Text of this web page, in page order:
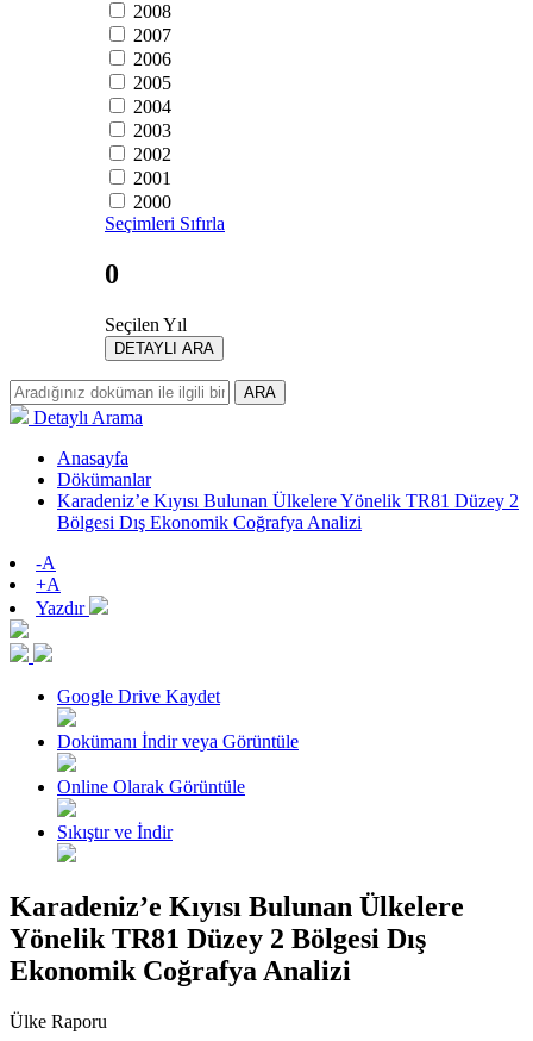
2008
2007
2006
2005
2004
2003
2002
2001
2000
Seçimleri Sıfırla
0
Seçilen Yıl
DETAYLI ARA
ARA
Detaylı Arama
Anasayfa
Dökümanlar
Karadeniz’e Kıyısı Bulunan Ülkelere Yönelik TR81 Düzey 2
Bölgesi Dış Ekonomik Coğrafya Analizi
-A
+A
Yazdır
Google Drive Kaydet
Dokümanı İndir veya Görüntüle
Online Olarak Görüntüle
Sıkıştır ve İndir
Karadeniz’e Kıyısı Bulunan Ülkelere
Yönelik TR81 Düzey 2 Bölgesi Dış
Ekonomik Coğrafya Analizi
Ülke Raporu